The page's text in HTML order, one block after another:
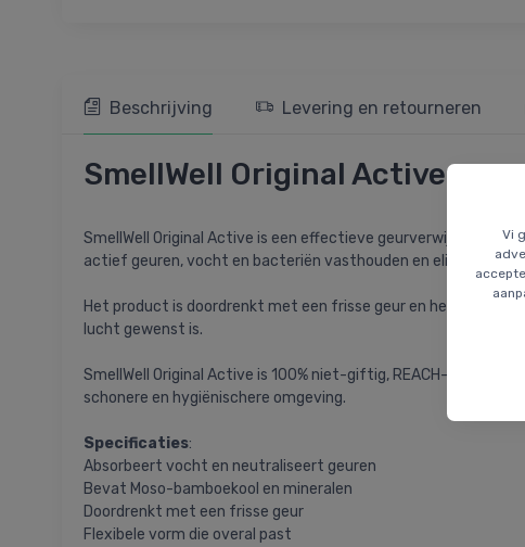
Vi
Beschrijving Levering en retourneren
SmellWell Original Active,
SmellWell Original Active is een effectieve geurverwijderaar
actief geuren, vocht en bacteriën vasthouden en elimineren.
Het product is doordrenkt met een frisse geur en heeft een
lucht gewenst is.
SmellWell Original Active is 100% niet-giftig, REACH-
schonere en hygiënischere omgeving.
Specificaties:
Absorbeert vocht en neutraliseert geuren
Bevat Moso-bamboekool en mineralen
Doordrenkt met een frisse geur
Flexibele vorm die overal past